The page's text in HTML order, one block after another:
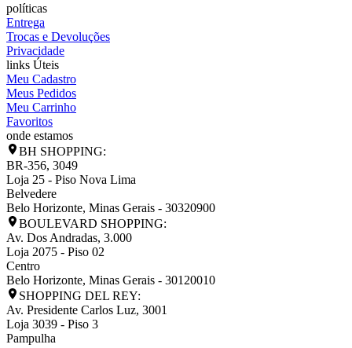
políticas
Entrega
Trocas e Devoluções
Privacidade
links Úteis
Meu Cadastro
Meus Pedidos
Meu Carrinho
Favoritos
onde estamos
BH SHOPPING:
BR-356, 3049
Loja 25 - Piso Nova Lima
Belvedere
Belo Horizonte, Minas Gerais - 30320900
BOULEVARD SHOPPING:
Av. Dos Andradas, 3.000
Loja 2075 - Piso 02
Centro
Belo Horizonte, Minas Gerais - 30120010
SHOPPING DEL REY:
Av. Presidente Carlos Luz, 3001
Loja 3039 - Piso 3
Pampulha